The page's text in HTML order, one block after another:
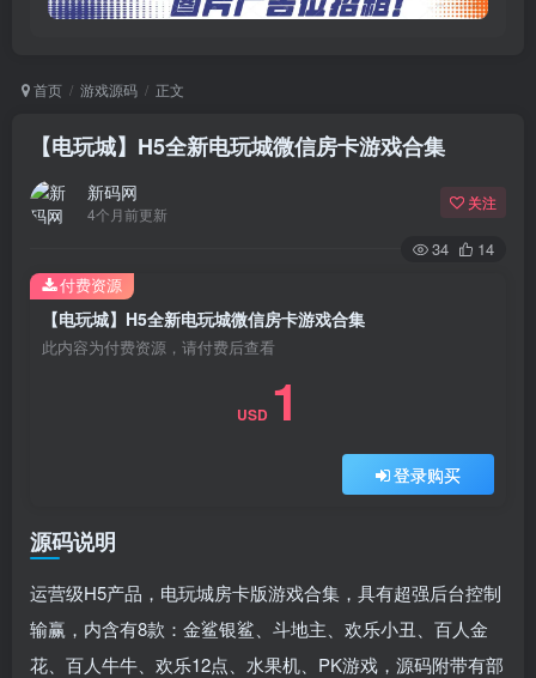
首页 游戏源码 正文
【电玩城】H5全新电玩城微信房卡游戏合集
新码网
4个月前更新
关注
34 14
【电玩城】H5全新电玩城微信房卡游戏合集
此内容为付费资源，请付费后查看
USD 1
登录购买
付费资源
源码说明
运营级H5产品，电玩城房卡版游戏合集，具有超强后台控制
输赢，内含有8款：金鲨银鲨、斗地主、欢乐小丑、百人金
花、百人牛牛、欢乐12点、水果机、PK游戏，源码附带有部